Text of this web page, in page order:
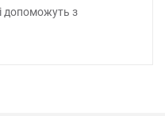
допоможуть з